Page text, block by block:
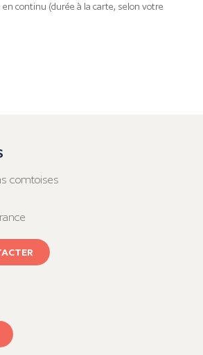
continu (durée à la carte, selon votre
comtoises